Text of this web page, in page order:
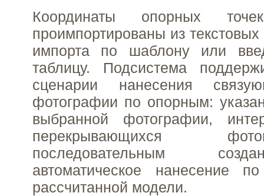
Координаты опорных
проимпортированы из текстовых
импорта по шаблону или
таблицу. Подсистема
сценарии нанесения
фотографии по опорным:
выбранной фотографии,
перекрывающихся
последовательным
автоматическое нанесение
рассчитанной модели.